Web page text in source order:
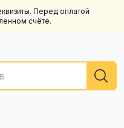
Перед оплатой
счёте.